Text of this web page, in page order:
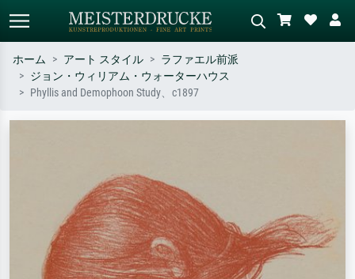
標準検索
ホーム アート スタイル
ラファエル前派
ジョン・ウィリアム・ウォーターハウス
Phyllis and Demophoon Study、c1897